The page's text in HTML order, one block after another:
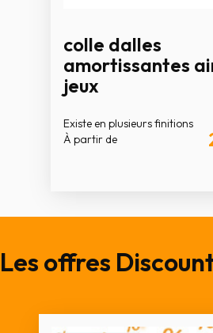
colle dalles
amortissantes
jeux
Existe en plusieurs finitions
À partir de
Les offres